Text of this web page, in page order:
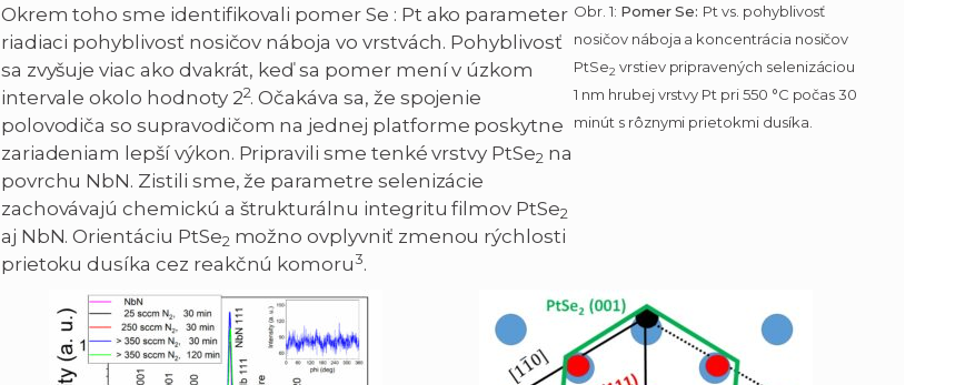
Okrem toho sme identifikovali pomer Se : Pt ako parameter
riadiaci pohyblivosť nosičov náboja vo vrstvách. Pohyblivosť
sa zvyšuje viac ako dvakrát, keď sa pomer mení v úzkom
intervale okolo hodnoty 22. Očakáva sa, že spojenie
polovodiča so supravodičom na jednej platforme poskytne
zariadeniam lepší výkon. Pripravili sme tenké vrstvy PtSe2 na
povrchu NbN. Zistili sme, že parametre selenizácie
zachovávajú chemickú a štrukturálnu integritu filmov PtSe2
aj NbN. Orientáciu PtSe2 možno ovplyvniť zmenou rýchlosti
prietoku dusíka cez reakčnú komoru3.
Obr. 1: Pomer Se: Pt vs. pohyblivosť
nosičov náboja a koncentrácia nosičov
PtSe2 vrstiev pripravených selenizáciou
1 nm hrubej vrstvy Pt pri 550 °C počas 30
minút s rôznymi prietokmi dusíka.